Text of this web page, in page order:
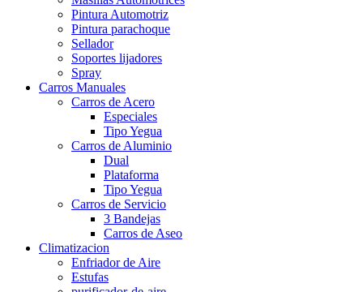
Pintura Automotriz
Pintura parachoque
Sellador
Soportes lijadores
Spray
Carros Manuales
Carros de Acero
Especiales
Tipo Yegua
Carros de Aluminio
Dual
Plataforma
Tipo Yegua
Carros de Servicio
3 Bandejas
Carros de Aseo
Climatizacion
Enfriador de Aire
Estufas